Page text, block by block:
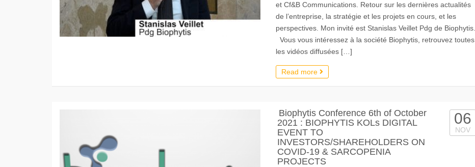
et Cf&B Communications. Retour sur les dernières actualités
de l’entreprise, la stratégie et les projets en cours, et les
perspectives. Mon invité est Stanislas Veillet Pdg de Biophytis.
Vous vous intéressez à la société Biophytis, retrouvez toutes
les vidéos diffusées […]
Read more
Biophytis Conference 6th of October
2021 : BIOPHYTIS KOLs DIGITAL
EVENT TO
INVESTORS/SHAREHOLDERS ON
COVID-19 & SARCOPENIA
PROJECTS
06
NOV